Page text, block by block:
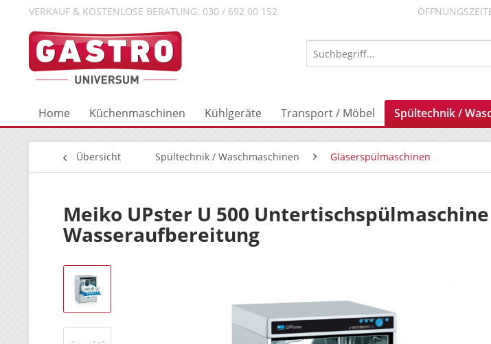
VERKAUF & KOSTENLOSE BERATUNG: 030 / 692 00 152
Home Küchenmaschinen Kühlgeräte Transport / Möbel Spültechnik /
Übersicht Spültechnik / Waschmaschinen Gläserspülmaschinen
Meiko UPster U 500
Wasseraufbereitung